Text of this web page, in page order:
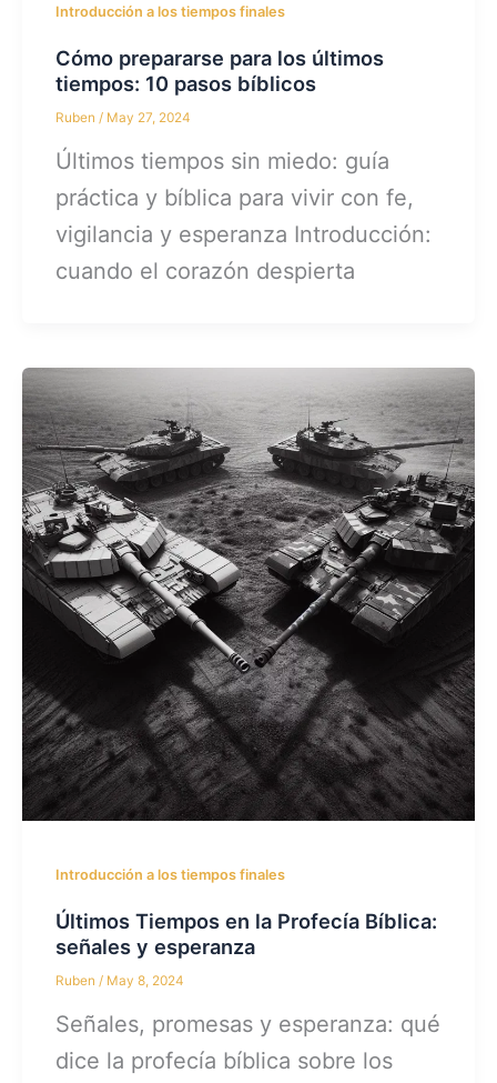
Introducción a los tiempos finales
Cómo prepararse para los últimos
tiempos: 10 pasos bíblicos
Ruben / May 27, 2024
Últimos tiempos sin miedo: guía
práctica y bíblica para vivir con fe,
vigilancia y esperanza Introducción:
cuando el corazón despierta
Introducción a los tiempos finales
Últimos Tiempos en la Profecía Bíblica:
señales y esperanza
Ruben/ May 8, 2024
Señales, promesas y esperanza: qué
dice la profecía bíblica sobre los